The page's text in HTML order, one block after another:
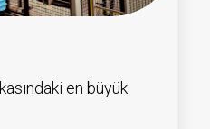
en büyük